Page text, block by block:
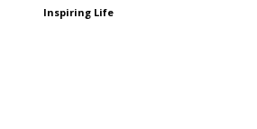
Inspiring Life